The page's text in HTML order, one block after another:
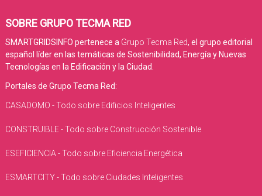
SOBRE GRUPO TECMA RED
SMARTGRIDSINFO pertenece a Grupo Tecma Red, el grupo editorial
español líder en las temáticas de Sostenibilidad, Energía y Nuevas
Tecnologías en la Edificación y la Ciudad.
Portales de Grupo Tecma Red:
CASADOMO - Todo sobre Edificios Inteligentes
CONSTRUIBLE - Todo sobre Construcción Sostenible
ESEFICIENCIA - Todo sobre Eficiencia Energética
ESMARTCITY - Todo sobre Ciudades Inteligentes